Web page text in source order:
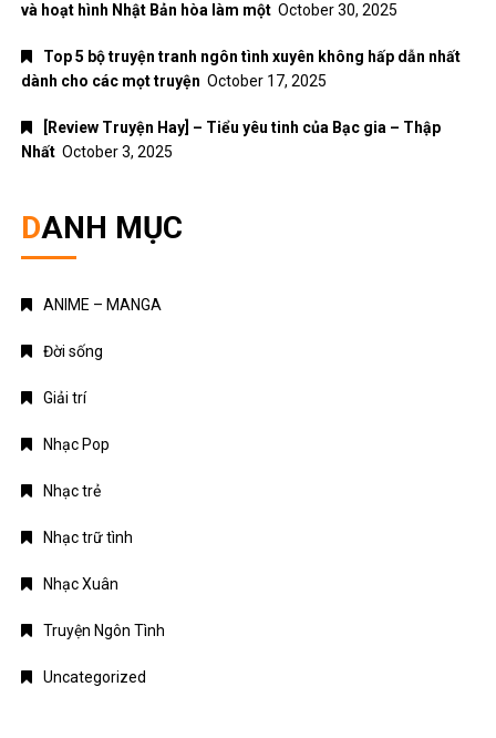
và hoạt hình Nhật Bản hòa làm một October 30, 2025
Top 5 bộ truyện tranh ngôn tình xuyên không hấp dẫn nhất
dành cho các mọt truyện October 17, 2025
[Review Truyện Hay] – Tiểu yêu tinh của Bạc gia – Thập
Nhất October 3, 2025
DANH MỤC
ANIME – MANGA
Đời sống
Giải trí
Nhạc Pop
Nhạc trẻ
Nhạc trữ tình
Nhạc Xuân
Truyện Ngôn Tình
Uncategorized